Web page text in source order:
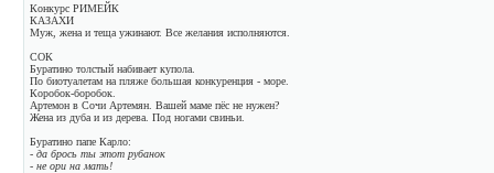
Конкурс РИМЕЙК
КАЗАХИ
Муж, жена и теща ужинают. Все желания исполняются.
СОК
Буратино толстый набивает купола.
По биотуалетам на пляже большая конкуренция - море.
Коробок-боробок.
Артемон в Сочи Артемян. Вашей маме пёс не нужен?
Жена из дуба и из дерева. Под ногами свиньи.
Буратино папе Карло:
- да брось ты этот рубанок
- не ори на мать!